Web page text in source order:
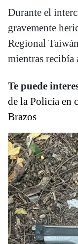
Durante el
gravemente
Regional
mientras recibía
Te puede
de la Policía en
Brazos